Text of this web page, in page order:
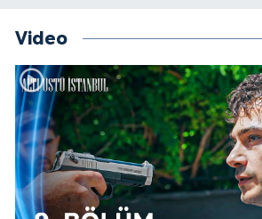
Video